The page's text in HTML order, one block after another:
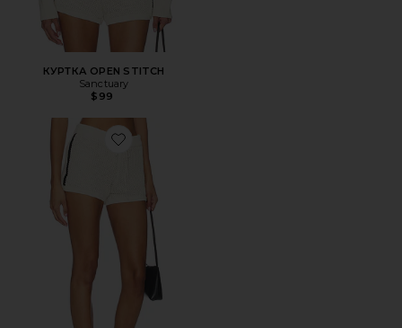
КУРТКА OPEN STITCH
Sanctuary
$99
Favorite ШОРТЫ OPEN STITCH